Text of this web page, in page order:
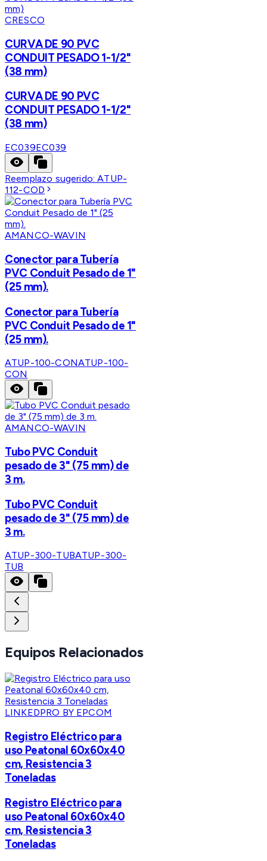
CRESCO
CURVA DE 90 PVC
CONDUIT PESADO 1-1/2"
(38 mm)
CURVA DE 90 PVC
CONDUIT PESADO 1-1/2"
(38 mm)
EC039EC039
Reemplazo sugerido:ATUP-
112-COD
AMANCO-WAVIN
Conector para Tubería
PVC Conduit Pesado de 1"
(25 mm).
Conector para Tubería
PVC Conduit Pesado de 1"
(25 mm).
ATUP-100-CONATUP-100-
CON
AMANCO-WAVIN
Tubo PVC Conduit
pesado de 3" (75 mm) de
3 m.
Tubo PVC Conduit
pesado de 3" (75 mm) de
3 m.
ATUP-300-TUBATUP-300-
TUB
Equipos Relacionados
LINKEDPRO BY EPCOM
Registro Eléctrico para
uso Peatonal 60x60x40
cm, Resistencia 3
Toneladas
Registro Eléctrico para
uso Peatonal 60x60x40
cm, Resistencia 3
Toneladas